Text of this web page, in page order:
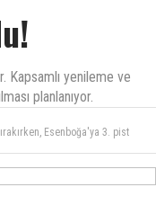
Kapsamlı yenileme ve
planlanıyor.
Esenboğa'ya 3. pist
altında eleştirmeyi huy
ekmek topladığı filan